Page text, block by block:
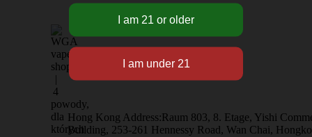
Hong Kong Address:Raum 803, 8. Etage, Yishi
Building, 253-261 Hennessy Road, Wan Chai,